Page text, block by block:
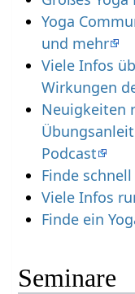
Yoga
und mehr
Viele Infos
Wirkungen
Neuigkeiten
Podcast
Finde
Viele Infos
Finde ein
Seminare